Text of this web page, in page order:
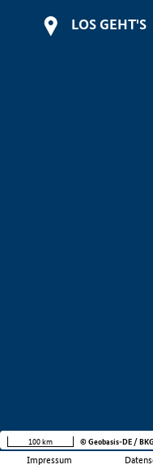
LOS GEHT'S
Impressum
100 km © Geobasis-DE /